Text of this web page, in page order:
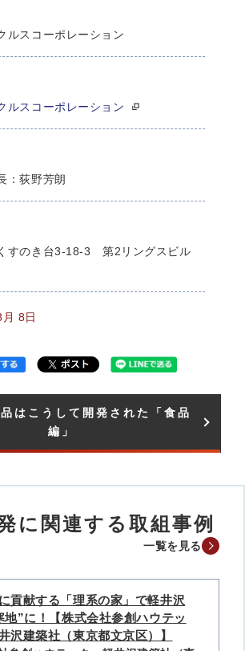
ルスコーポレーション
ルスコーポレーション
：荻野芳朗
すのき台3-18-3 第2リングスビル
8日
はこうして開発された「食品
編」​
に関連する取組事例
一覧を見る
貢献する「理系の家」で軽井沢
地”に！【株式会社参創ハウテッ
建築社（東京都文京区）】